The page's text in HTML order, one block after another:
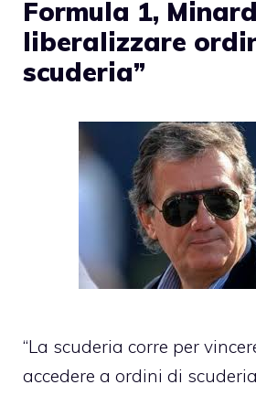
Formula 1,
liberalizzare
scuderia”
“La scuderia corre per
accedere a ordini di